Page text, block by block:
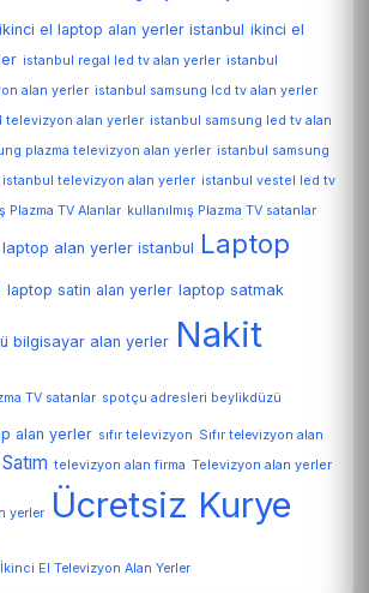
ikinci el laptop alan yerler istanbul ikinci el
istanbul regal led tv alan yerler istanbul
alan yerler istanbul samsung lcd tv alan yerler
televizyon alan yerler istanbul samsung led tv alan
plazma televizyon alan yerler istanbul samsung
istanbul televizyon alan yerler istanbul vestel led tv
Plazma TV Alanlar kullanılmış Plazma TV satanlar
laptop alan yerler istanbul Laptop
laptop satin alan yerler laptop satmak
bilgisayar alan yerler Nakit
TV satanlar spotçu adresleri beylikdüzü
alan yerler sıfır televizyon Sıfır televizyon alan
televizyon alan firma Televizyon alan yerler
yerler
Ücretsiz Kurye
İkinci El Televizyon Alan Yerler